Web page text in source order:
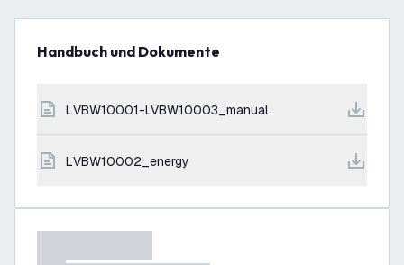
Handbuch und Dokumente
LVBW10001-LVBW10003_manual
LVBW10002_energy